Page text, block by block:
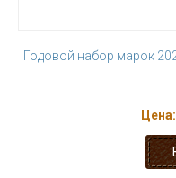
Годовой набор марок
Цена: